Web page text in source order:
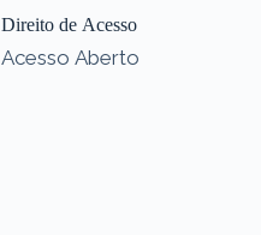
Direito de Acesso
Acesso Aberto